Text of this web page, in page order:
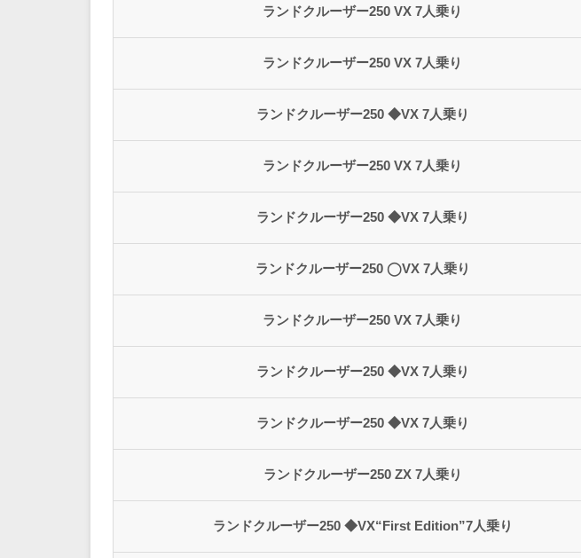
ランドクルーザー250 VX 7人乗り
ランドクルーザー250 VX 7人乗り
ランドクルーザー250 ◆VX 7人乗り
ランドクルーザー250 VX 7人乗り
ランドクルーザー250 ◆VX 7人乗り
ランドクルーザー250 ◯VX 7人乗り
ランドクルーザー250 VX 7人乗り
ランドクルーザー250 ◆VX 7人乗り
ランドクルーザー250 ◆VX 7人乗り
ランドクルーザー250 ZX 7人乗り
ランドクルーザー250 ◆VX“First Edition”7人乗り